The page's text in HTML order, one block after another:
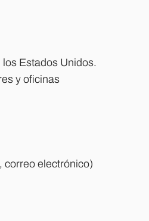
Estados Unidos.
y oficinas
correo electrónico)